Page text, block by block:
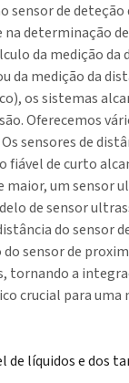
sensor de deteção
determinação
da medição da
da medição da
os sistemas
Oferecemos
sensores de
fiável de curto
maior, um sensor
de sensor
do sensor
sensor de
tornando a
crucial para uma
líquidos e dos